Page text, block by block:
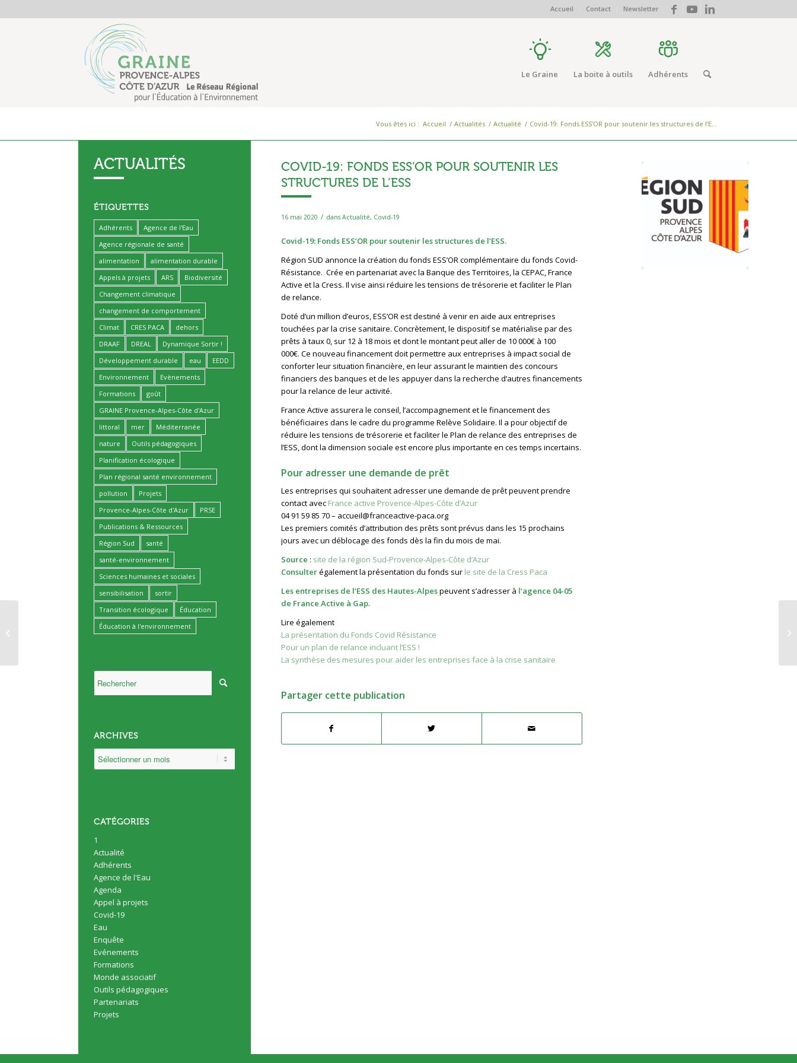
Accueil Contact Newsletter
Le Graine La boite à outils Adhérents
Vous êtes ici : Accueil / Actualités / Actualité / Covid-19: Fonds ESS’OR pour soutenir les structures de l’E...
COVID-19: FONDS ESS’OR POUR SOUTENIR LES
STRUCTURES DE L’ESS
16 mai 2020 / dans Actualité, Covid-19
Covid-19: Fonds ESS’OR pour soutenir les structures de l’ESS.
Région SUD annonce la création du fonds ESS’OR complémentaire du fonds Covid-
Résistance. Crée en partenariat avec la Banque des Territoires, la CEPAC, France
Active et la Cress. Il vise ainsi réduire les tensions de trésorerie et faciliter le Plan
de relance.
Doté d’un million d’euros, ESS’OR est destiné à venir en aide aux entreprises
touchées par la crise sanitaire. Concrètement, le dispositif se matérialise par des
prêts à taux 0, sur 12 à 18 mois et dont le montant peut aller de 10 000€ à 100
000€. Ce nouveau financement doit permettre aux entreprises à impact social de
conforter leur situation financière, en leur assurant le maintien des concours
financiers des banques et de les appuyer dans la recherche d’autres financements
pour la relance de leur activité.
France Active assurera le conseil, l’accompagnement et le financement des
bénéficiaires dans le cadre du programme Relève Solidaire. Il a pour objectif de
réduire les tensions de trésorerie et faciliter le Plan de relance des entreprises de
l’ESS, dont la dimension sociale est encore plus importante en ces temps incertains.
Pour adresser une demande de prêt
Les entreprises qui souhaitent adresser une demande de prêt peuvent prendre
contact avec France active Provence-Alpes-Côte d’Azur
04 91 59 85 70 – accueil@franceactive-paca.org
Les premiers comités d’attribution des prêts sont prévus dans les 15 prochains
jours avec un déblocage des fonds dès la fin du mois de mai.
Source : site de la région Sud-Provence-Alpes-Côte d’Azur
Consulterégalement la présentation du fonds sur le site de la Cress Paca
Les entreprises de l’ESS des Hautes-Alpespeuvent s’adresser à l’agence 04-05
de France Active à Gap.
Lire également
La présentation du Fonds Covid Résistance
Pour un plan de relance incluant l’ESS !
La synthèse des mesures pour aider les entreprises face à la crise sanitaire
Partager cette publication
ACTUALITÉS
ÉTIQUETTES
Adhérents
Agence de l'Eau
Agence régionale de santé
alimentation
alimentation durable
Appels à projets
ARS
Biodiversité
Changement climatique
changement de comportement
Climat
CRES PACA
dehors
DRAAF
DREAL
Dynamique Sortir !
Développement durable
eau
EEDD
Environnement
Evènements
Formations
goût
GRAINE Provence-Alpes-Côte d'Azur
littoral
mer
Méditerranée
nature
Outils pédagogiques
Planification écologique
Plan régional santé environnement
pollution
Projets
Provence-Alpes-Côte d'Azur
PRSE
Publications & Ressources
Région Sud
santé
santé-environnement
Sciences humaines et sociales
sensibilisation
sortir
Transition écologique
Éducation
Éducation à l'environnement
ARCHIVES
CATÉGORIES
1
Actualité
Adhérents
Agence de l'Eau
Agenda
Appel à projets
Covid-19
Eau
Enquête
Evénements
Formations
Monde associatif
Outils pédagogiques
Partenariats
Projets
solidarité associations